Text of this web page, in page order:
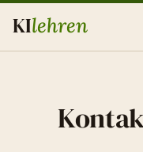
KIlehren